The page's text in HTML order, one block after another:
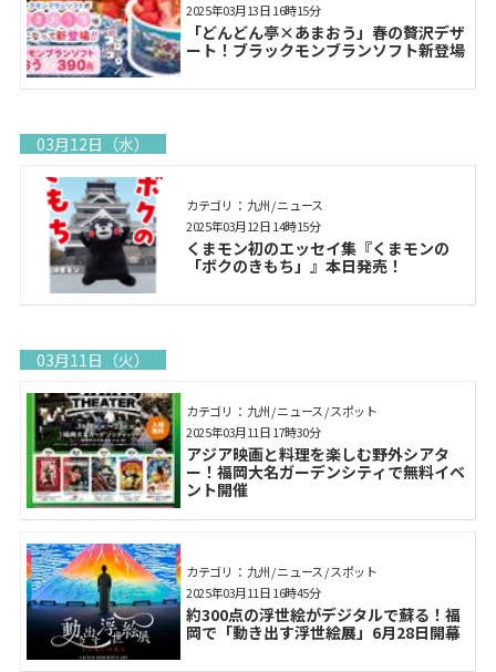
「どんどん亭×あまおう」春の贅沢デザ
ート！ブラックモンブランソフト新登場
2025年03月13日 16時15分
03月12日（水）
カテゴリ： 九州 / ニュース
くまモン初のエッセイ集『くまモンの
「ボクのきもち」』本日発売！
2025年03月12日 14時15分
03月11日（火）
カテゴリ： 九州 / ニュース / スポット
アジア映画と料理を楽しむ野外シアタ
ー！福岡大名ガーデンシティで無料イベ
ント開催
2025年03月11日 17時30分
カテゴリ： 九州 / ニュース / スポット
約300点の浮世絵がデジタルで蘇る！福
岡で「動き出す浮世絵展」6月28日開幕
2025年03月11日 16時45分